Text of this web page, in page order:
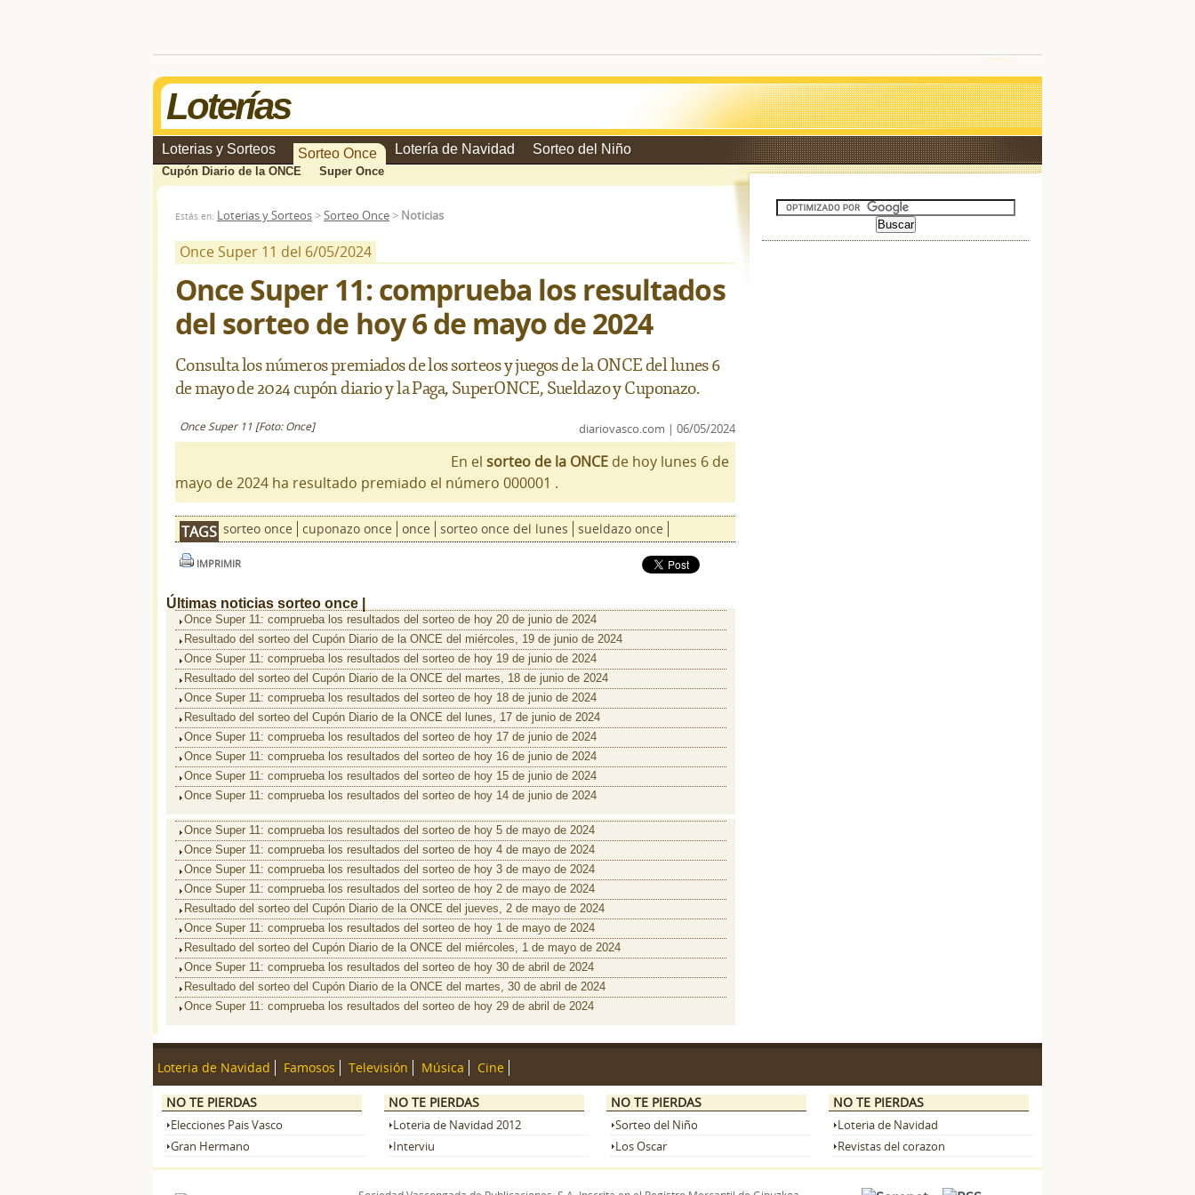
Loterías
Loterias y Sorteos Sorteo Once
Cupón Diario de la ONCE Super Once
Lotería de Navidad Sorteo del Niño
Estás en: Loterias y Sorteos>Sorteo Once> Noticias
Once Super 11 del 6/05/2024
Once Super 11: comprueba los resultados
del sorteo de hoy 6 de mayo de 2024
Consulta los números premiados de los sorteos y juegos de la ONCE del lunes 6
de mayo de 2024 cupón diario y la Paga, SuperONCE, Sueldazo y Cuponazo.
diariovasco.com | 06/05/2024
Once Super 11 [Foto: Once]
En el sorteo de la ONCE de hoy lunes 6 de
mayo de 2024 ha resultado premiado el número 000001 .
TAGS sorteo once cuponazo once once sorteo once del lunes sueldazo once
IMPRIMIR
Últimas noticias sorteo once |
Once Super 11: comprueba los resultados del sorteo de hoy 20 de junio de 2024
Resultado del sorteo del Cupón Diario de la ONCE del miércoles, 19 de junio de 2024
Once Super 11: comprueba los resultados del sorteo de hoy 19 de junio de 2024
Resultado del sorteo del Cupón Diario de la ONCE del martes, 18 de junio de 2024
Once Super 11: comprueba los resultados del sorteo de hoy 18 de junio de 2024
Resultado del sorteo del Cupón Diario de la ONCE del lunes, 17 de junio de 2024
Once Super 11: comprueba los resultados del sorteo de hoy 17 de junio de 2024
Once Super 11: comprueba los resultados del sorteo de hoy 16 de junio de 2024
Once Super 11: comprueba los resultados del sorteo de hoy 15 de junio de 2024
Once Super 11: comprueba los resultados del sorteo de hoy 14 de junio de 2024
Once Super 11: comprueba los resultados del sorteo de hoy 5 de mayo de 2024
Once Super 11: comprueba los resultados del sorteo de hoy 4 de mayo de 2024
Once Super 11: comprueba los resultados del sorteo de hoy 3 de mayo de 2024
Once Super 11: comprueba los resultados del sorteo de hoy 2 de mayo de 2024
Resultado del sorteo del Cupón Diario de la ONCE del jueves, 2 de mayo de 2024
Once Super 11: comprueba los resultados del sorteo de hoy 1 de mayo de 2024
Resultado del sorteo del Cupón Diario de la ONCE del miércoles, 1 de mayo de 2024
Once Super 11: comprueba los resultados del sorteo de hoy 30 de abril de 2024
Resultado del sorteo del Cupón Diario de la ONCE del martes, 30 de abril de 2024
Once Super 11: comprueba los resultados del sorteo de hoy 29 de abril de 2024
Loteria de Navidad Famosos Televisión Música Cine
NO TE PIERDAS
Elecciones Pais Vasco
Gran Hermano
NO TE PIERDAS
Loteria de Navidad 2012
Interviu
NO TE PIERDAS
Sorteo del Niño
Los Oscar
NO TE PIERDAS
Loteria de Navidad
Revistas del corazon